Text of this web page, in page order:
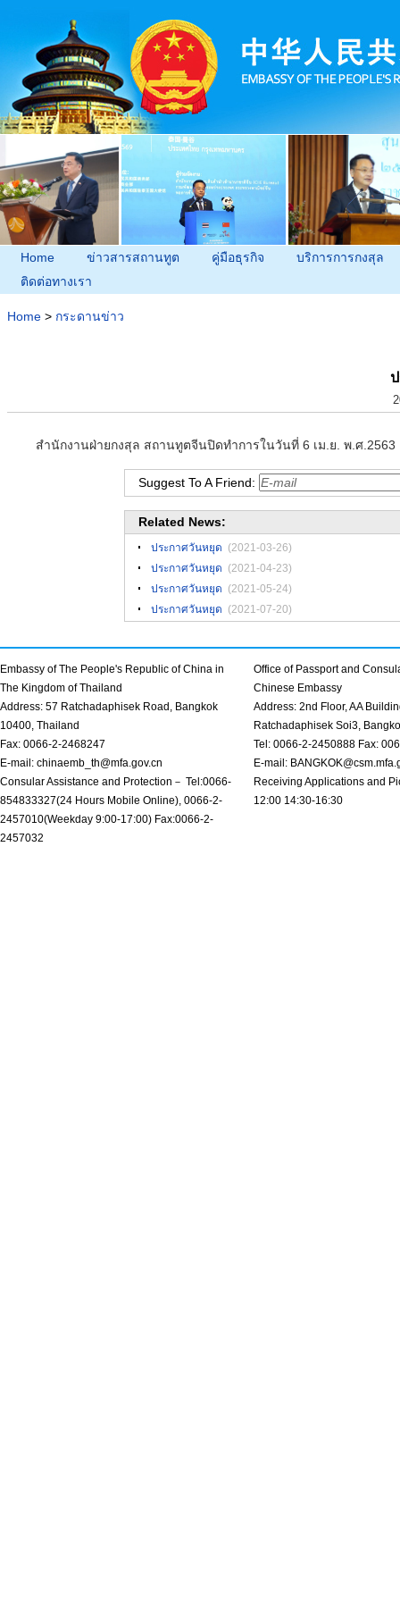
Home ข่าวสารสถานทูต คู่มือธุรกิจ
บริการการกงสุล
ติดต่อทางเรา
Home > กระดานข่าว
สำนักงานฝ่ายกงสุล สถานทูตจีนปิดทำการในวันที่ 6 เม.ย. พ.ศ.2563
Suggest To A Friend:
Related News:
ประกาศวันหยุด (2021-03-26)
ประกาศวันหยุด (2021-04-23)
ประกาศวันหยุด (2021-05-24)
ประกาศวันหยุด (2021-07-20)
Embassy of The People's Republic of China in
The Kingdom of Thailand
Address: 57 Ratchadaphisek Road, Bangkok
10400, Thailand
Fax: 0066-2-2468247
E-mail: chinaemb_th@mfa.gov.cn
Consular Assistance and Protection－ Tel:0066-
854833327(24 Hours Mobile Online), 0066-2-
2457010(Weekday 9:00-17:00) Fax:0066-2-
2457032
Office of Passport and
Chinese Embassy
Address: 2nd Floor, AA
Ratchadaphisek Soi3,
Tel: 0066-2-2450888 Fax:
E-mail:
Receiving Applications and
12:00 14:30-16:30